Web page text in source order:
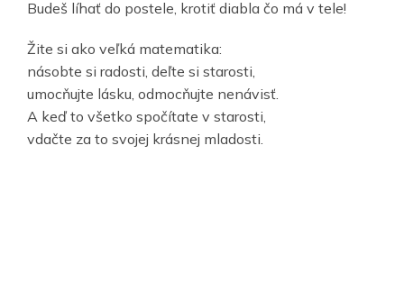
Budeš líhať do postele, krotiť diabla čo má v tele!
Žite si ako veľká matematika:
násobte si radosti, deľte si starosti,
umocňujte lásku, odmocňujte nenávisť.
A keď to všetko spočítate v starosti,
vdačte za to svojej krásnej mladosti.